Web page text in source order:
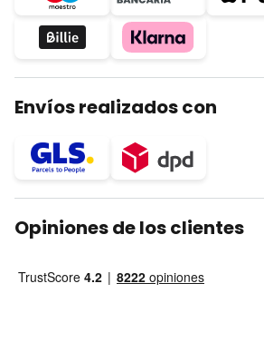
Envíos realizados con
Opiniones de los clientes